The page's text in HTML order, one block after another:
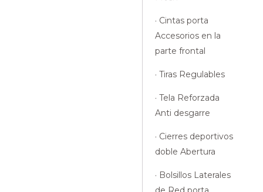
· Cintas porta
Accesorios en la
parte frontal
· Tiras Regulables
· Tela Reforzada
Anti desgarre
· Cierres deportivos
doble Abertura
· Bolsillos Laterales